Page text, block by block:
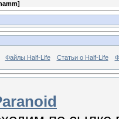
]
Файлы Half-Life Статьи о Half-Life